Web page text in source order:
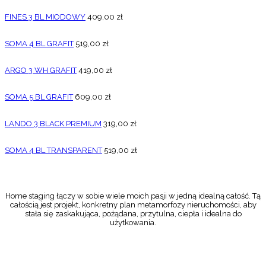
FINES 3 BL MIODOWY 409,00 zł
SOMA 4 BL GRAFIT 519,00 zł
ARGO 3 WH GRAFIT 419,00 zł
SOMA 5 BL GRAFIT 609,00 zł
LANDO 3 BLACK PREMIUM 319,00 zł
SOMA 4 BL TRANSPARENT 519,00 zł
Home staging łączy w sobie wiele moich pasji w jedną idealną całość. Tą
całością jest projekt, konkretny plan metamorfozy nieruchomości, aby
stała się zaskakująca, pożądana, przytulna, ciepła i idealna do
użytkowania.